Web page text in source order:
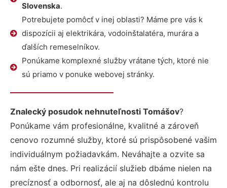
Slovenska.
Potrebujete pomôcť v inej oblasti? Máme pre vás k
dispozícii aj elektrikára, vodoinštalatéra, murára a
ďalších remeselníkov.
Ponúkame komplexné služby vrátane tých, ktoré nie
sú priamo v ponuke webovej stránky.
Znalecký posudok nehnuteľnosti Tomášov?
Ponúkame vám profesionálne, kvalitné a zároveň
cenovo rozumné služby, ktoré sú prispôsobené vašim
individuálnym požiadavkám. Neváhajte a ozvite sa
nám ešte dnes. Pri realizácií služieb dbáme nielen na
precíznosť a odbornosť, ale aj na dôslednú kontrolu